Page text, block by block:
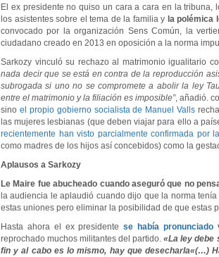
El ex presidente no quiso un cara a cara en la
los asistentes sobre el tema de la familia y la polémica
convocado por la organización Sens Común, la
ciudadano creado en 2013 en oposición a la norma
Sarkozy vinculó su rechazo al matrimonio igualitario
nada decir que se está en contra de la reproducción
subrogada si uno no se compromete a abolir la ley
entre el matrimonio y la filiación es imposible”, añadió.
sino el propio gobierno socialista de Manuel Valls
las mujeres lesbianas (que deben viajar para ello a
recientemente han visto parcialmente confirmada por
como madres de los hijos así concebidos) como la
Aplausos a Sarkozy
Le Maire fue abucheado cuando aseguró que no
la audiencia le aplaudió cuando dijo que la norma
estas uniones pero eliminar la posibilidad de que estas
Hasta ahora el ex presidente se había pronunciado
reprochado muchos militantes del partido.«La ley debe
fin y al cabo es lo mismo, hay quedesecharla«(…)